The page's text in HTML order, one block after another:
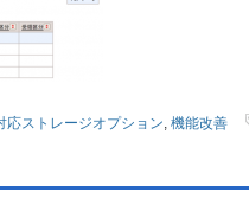
応ストレージオプション, 機能改善